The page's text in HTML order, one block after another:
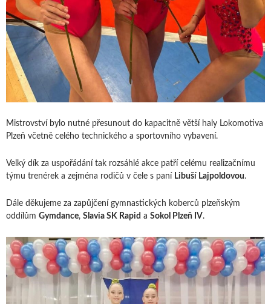
Mistrovství bylo nutné přesunout do kapacitně větší haly Lokomotiva
Plzeň včetně celého technického a sportovního vybavení.
Velký dík za uspořádání tak rozsáhlé akce patří celému realizačnímu
týmu trenérek a zejména rodičů v čele s paní Libuší Lajpoldovou.
Dále děkujeme za zapůjčení gymnastických koberců plzeňským
oddílům Gymdance, Slavia SK Rapid a Sokol Plzeň IV.